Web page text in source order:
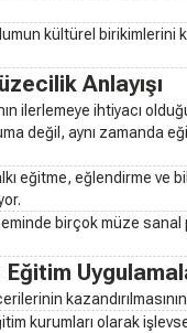
kültürel birikimlerini
Anlayışı
ilerlemeye ihtiyacı
değil, aynı zamanda
eğitme, eğlendirme ve
birçok müze
kurumları olarak